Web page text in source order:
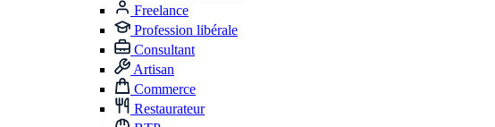
Freelance
Profession libérale
Consultant
Artisan
Commerce
Restaurateur